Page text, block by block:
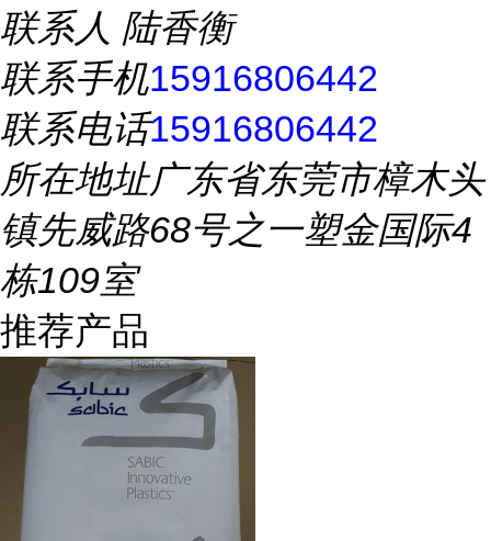
联系人 陆香衡
联系手机15916806442
联系电话15916806442
所在地址广东省东莞市樟木头
镇先威路68号之一塑金国际4
栋109室
推荐产品